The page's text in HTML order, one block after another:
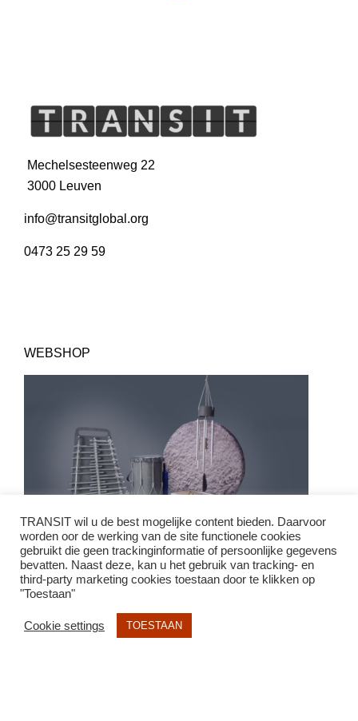
Mechelsesteenweg 22
3000 Leuven
info@transitglobal.org
0473 25 29 59
WEBSHOP
Home
TRANSIT wil u de best mogelijke content bieden. Daarvoor
worden oor de werking van de site functionele cookies
gebruikt die geen trackinginformatie of persoonlijke gegevens
bevatten. Naast deze, kan u het gebruik van tracking- en
third-party marketing cookies toestaan door te klikken op
"Toestaan"
Cookie settings TOESTAAN